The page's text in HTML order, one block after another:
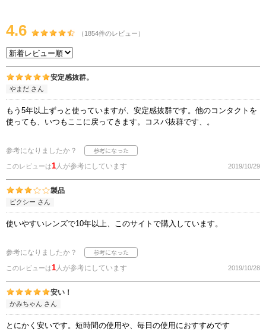
4.6 （1854件のレビュー）
安定感抜群。
やまだ さん
もう5年以上ずっと使っていますが、安定感抜群です。他のコンタクトを
使っても、いつもここに戻ってきます。コスパ抜群です、。
参考になりましたか？
このレビューは1人が参考にしています 2019/10/29
製品
ピクシー さん
使いやすいレンズで10年以上、このサイトで購入しています。
参考になりましたか？
このレビューは1人が参考にしています 2019/10/28
安い！
かみちゃん さん
とにかく安いです。短時間の使用や、毎日の使用におすすめです